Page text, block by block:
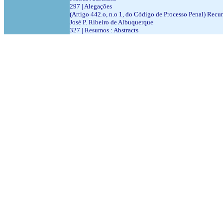
297 | Alegações
(Artigo 442.o, n.o 1, do Código de Processo Penal)
José P. Ribeiro de Albuquerque
327 | Resumos : Abstracts